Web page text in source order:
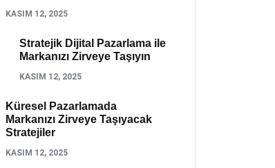
KASIM 12, 2025
Stratejik Dijital Pazarlama ile
Markanızı Zirveye Taşıyın
KASIM 12, 2025
Küresel Pazarlamada
Markanızı Zirveye Taşıyacak
Stratejiler
KASIM 12, 2025